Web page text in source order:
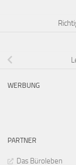
WERBUNG
PARTNER
Das Büroleben